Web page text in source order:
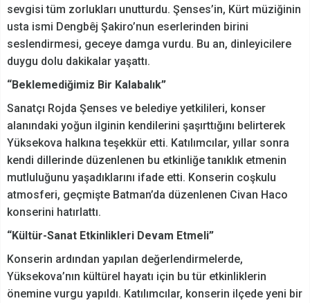
sevgisi tüm zorlukları unutturdu. Şenses’in, Kürt müziğinin
usta ismi Dengbêj Şakiro’nun eserlerinden birini
seslendirmesi, geceye damga vurdu. Bu an, dinleyicilere
duygu dolu dakikalar yaşattı.
“Beklemediğimiz Bir Kalabalık”
Sanatçı Rojda Şenses ve belediye yetkilileri, konser
alanındaki yoğun ilginin kendilerini şaşırttığını belirterek
Yüksekova halkına teşekkür etti. Katılımcılar, yıllar sonra
kendi dillerinde düzenlenen bu etkinliğe tanıklık etmenin
mutluluğunu yaşadıklarını ifade etti. Konserin coşkulu
atmosferi, geçmişte Batman’da düzenlenen Civan Haco
konserini hatırlattı.
“Kültür-Sanat Etkinlikleri Devam Etmeli”
Konserin ardından yapılan değerlendirmelerde,
Yüksekova’nın kültürel hayatı için bu tür etkinliklerin
önemine vurgu yapıldı. Katılımcılar, konserin ilçede yeni bir